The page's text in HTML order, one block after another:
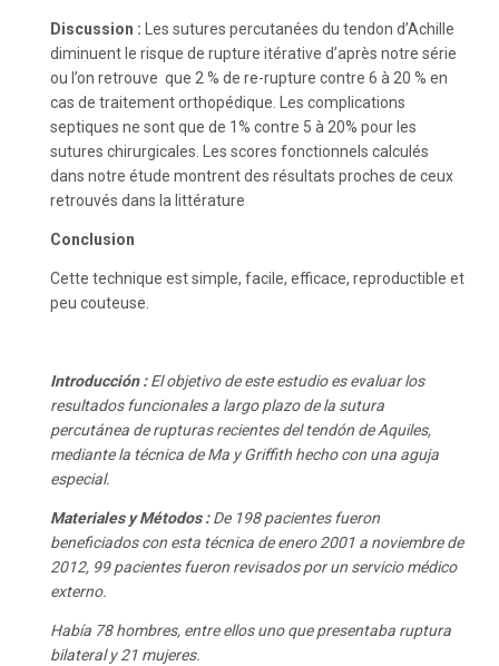
Discussion :
Les sutures percutanées du tendon d’Achille
diminuent le risque de rupture itérative d’après notre série
ou l’on retrouve que 2 % de re-rupture contre 6 à 20 % en
cas de traitement orthopédique. Les complications
septiques ne sont que de 1% contre 5 à 20% pour les
sutures chirurgicales. Les scores fonctionnels calculés
dans notre étude montrent des résultats proches de ceux
retrouvés dans la littérature
Conclusion
Cette technique est simple, facile, efficace, reproductible et
peu couteuse.
Introducción :El objetivo de este estudio es evaluar los
resultados funcionales a largo plazo de la sutura
percutánea de rupturas recientes del tendón de Aquiles,
mediante la técnica de Ma y Griffith hecho con una aguja
especial.
Materiales y Métodos :De 198 pacientes fueron
beneficiados con esta técnica de enero 2001 a noviembre de
2012, 99 pacientes fueron revisados ​​por un servicio médico
externo.
Había 78 hombres, entre ellos uno que presentaba ruptura
bilateral y 21 mujeres.